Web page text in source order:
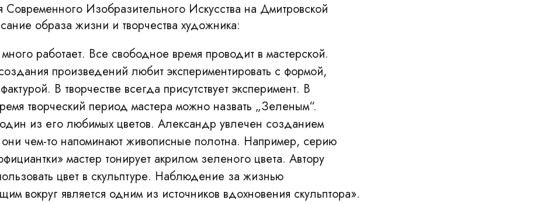
Современного Изобразительного Искусства на Дмитровской
образа жизни и творчества художника:
работает. Все свободное время проводит в мастерской.
произведений любит экспериментировать с формой,
В творчестве всегда присутствует эксперимент. В
творческий период мастера можно назвать „Зеленым“.
из его любимых цветов. Александр увлечен созданием
чем-то напоминают живописные полотна. Например, серию
мастер тонирует акрилом зеленого цвета. Автору
цвет в скульптуре. Наблюдение за жизнью
вокруг является одним из источников вдохновения скульптора».